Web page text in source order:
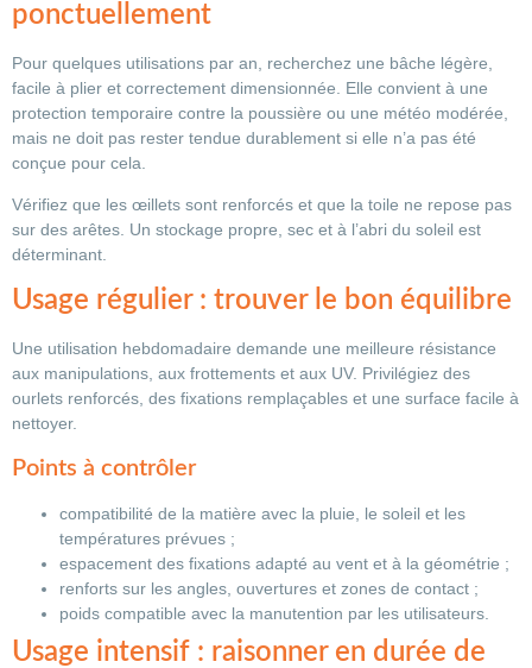
ponctuellement
Pour quelques utilisations par an, recherchez une bâche légère,
facile à plier et correctement dimensionnée. Elle convient à une
protection temporaire contre la poussière ou une météo modérée,
mais ne doit pas rester tendue durablement si elle n’a pas été
conçue pour cela.
Vérifiez que les œillets sont renforcés et que la toile ne repose pas
sur des arêtes. Un stockage propre, sec et à l’abri du soleil est
déterminant.
Usage régulier : trouver le bon équilibre
Une utilisation hebdomadaire demande une meilleure résistance
aux manipulations, aux frottements et aux UV. Privilégiez des
ourlets renforcés, des fixations remplaçables et une surface facile à
nettoyer.
Points à contrôler
compatibilité de la matière avec la pluie, le soleil et les
températures prévues ;
espacement des fixations adapté au vent et à la géométrie ;
renforts sur les angles, ouvertures et zones de contact ;
poids compatible avec la manutention par les utilisateurs.
Usage intensif : raisonner en durée de